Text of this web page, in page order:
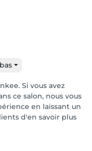
Si vous avez
ce salon, nous vous
en laissant un
d'en savoir plus